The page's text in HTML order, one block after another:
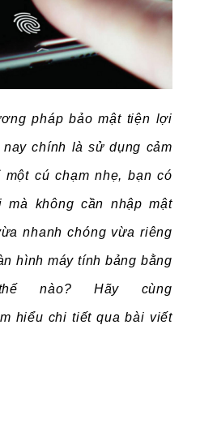
pháp bảo mật tiện lợi
chính là sử dụng cảm
cú chạm nhẹ, bạn có
không cần nhập mật
nhanh chóng vừa riêng
hình máy tính bảng bằng
nào? Hãy cùng
hiểu chi tiết qua bài viết